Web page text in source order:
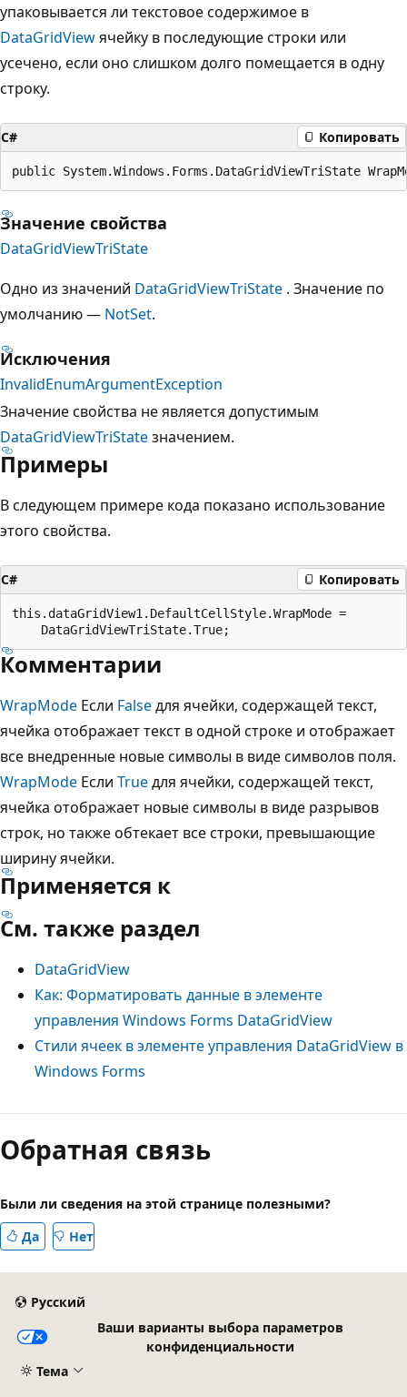
упаковывается ли текстовое содержимое в
DataGridViewячейку в последующие строки или
усечено, если оно слишком долго помещается в одну
строку.
C# Копировать
public System.Windows.Forms.DataGridViewTriState
Значение свойства
DataGridViewTriState
Одно из значений DataGridViewTriState . Значение по
умолчанию — NotSet.
Исключения
InvalidEnumArgumentException
Значение свойства не является допустимым
DataGridViewTriStateзначением.
Примеры
В следующем примере кода показано использование
этого свойства.
C# Копировать
this.dataGridView1.DefaultCellStyle.WrapMode =
Комментарии
WrapMode Если Falseдля ячейки, содержащей текст,
ячейка отображает текст в одной строке и отображает
все внедренные новые символы в виде символов поля.
WrapMode Если Trueдля ячейки, содержащей текст,
ячейка отображает новые символы в виде разрывов
строк, но также обтекает все строки, превышающие
ширину ячейки.
Применяется к
См. также раздел
DataGridView
Как: Форматировать данные в элементе
управления Windows Forms DataGridView
Стили ячеек в элементе управления DataGridView в
Windows Forms
Режим
чтения
выключен
Обратная связь
Были ли сведения на этой странице полезными?
Да
Нет
Русский
Ваши варианты выбора параметров
конфиденциальности
Тема